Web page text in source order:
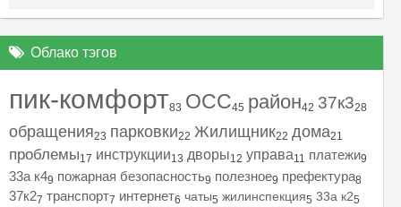
Облако тэгов
пик-комфорт83 ОСС45 район42 37к328
обращения23 парковки22 Жилищник22 дома21
проблемы17 инструкции13 дворы12 управа11 платежи9
33а к49 пожарная безопасность9 полезное9 префектура8
37к27 транспорт7 интернет6 чаты5 жилинспекция5 33а к25